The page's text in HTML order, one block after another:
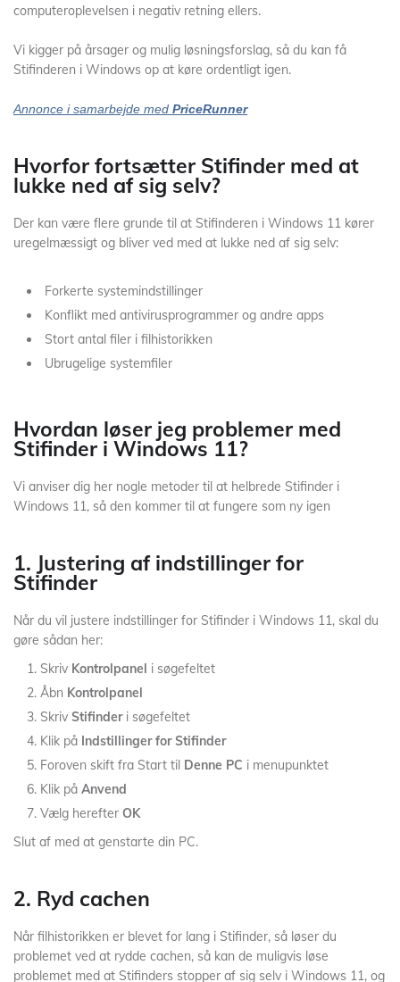
computeroplevelsen i negativ retning ellers.
Vi kigger på årsager og mulig løsningsforslag, så du kan få
Stifinderen i Windows op at køre ordentligt igen.
Annonce i samarbejde med PriceRunner
Hvorfor fortsætter Stifinder med at
lukke ned af sig selv?
Der kan være flere grunde til at Stifinderen i Windows 11 kører
uregelmæssigt og bliver ved med at lukke ned af sig selv:
Forkerte systemindstillinger
Konflikt med antivirusprogrammer og andre apps
Stort antal filer i filhistorikken
Ubrugelige systemfiler
Hvordan løser jeg problemer med
Stifinder i Windows 11?
Vi anviser dig her nogle metoder til at helbrede Stifinder i
Windows 11, så den kommer til at fungere som ny igen
1. Justering af indstillinger for
Stifinder
Når du vil justere indstillinger for Stifinder i Windows 11, skal du
gøre sådan her:
Skriv Kontrolpanel i søgefeltet
Åbn Kontrolpanel
Skriv Stifinderi søgefeltet
Klik på Indstillinger for Stifinder
Foroven skift fra Start til Denne PC i menupunktet
Klik på Anvend
Vælg herefter OK
Slut af med at genstarte din PC.
2. Ryd cachen
Når filhistorikken er blevet for lang i Stifinder, så løser du
problemet ved at rydde cachen, så kan de muligvis løse
problemet med at Stifinders stopper af sig selv i Windows 11, og